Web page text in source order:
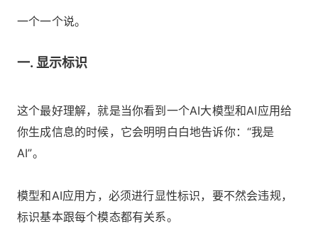
一个一个说。
一. 显示标识
这个最好理解，就是当你看到一个AI大模型和AI应用给
你生成信息的时候，它会明明白白地告诉你：“我是
AI”。
模型和AI应用方，必须进行显性标识，要不然会违规，
标识基本跟每个模态都有关系。